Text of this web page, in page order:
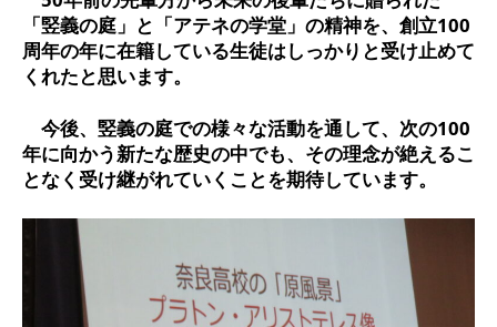
「竪義の庭」と「アテネの学堂」の精神を、創立100
周年の年に在籍している生徒はしっかりと受け止めて
くれたと思います。
今後、竪義の庭での様々な活動を通して、次の100
年に向かう新たな歴史の中でも、その理念が絶えるこ
となく受け継がれていくことを期待しています。